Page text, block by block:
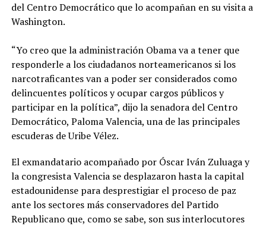
del Centro Democrático que lo acompañan en su visita a
Washington.
“Yo creo que la administración Obama va a tener que
responderle a los ciudadanos norteamericanos si los
narcotraficantes van a poder ser considerados como
delincuentes políticos y ocupar cargos públicos y
participar en la política”, dijo la senadora del Centro
Democrático, Paloma Valencia, una de las principales
escuderas de Uribe Vélez.
El exmandatario acompañado por Óscar Iván Zuluaga y
la congresista Valencia se desplazaron hasta la capital
estadounidense para desprestigiar el proceso de paz
ante los sectores más conservadores del Partido
Republicano que, como se sabe, son sus interlocutores